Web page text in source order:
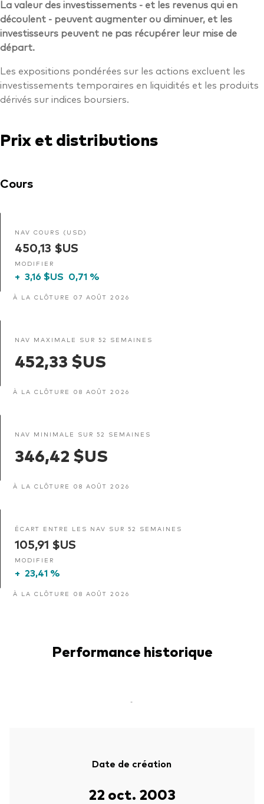
La valeur des investissements - et les revenus qui en
découlent - peuvent augmenter ou diminuer, et les
investisseurs peuvent ne pas récupérer leur mise de
départ.
Les expositions pondérées sur les actions excluent les
investissements temporaires en liquidités et les produits
dérivés sur indices boursiers.
Prix et distributions
Cours
NAV COURS (USD)
450,13 $US
MODIFIER
+ 3,16 $US 0,71 %
À LA CLÔTURE 07 AOÛT 2026
NAV MAXIMALE SUR 52 SEMAINES
452,33 $US
À LA CLÔTURE 08 AOÛT 2026
NAV MINIMALE SUR 52 SEMAINES
346,42 $US
À LA CLÔTURE 08 AOÛT 2026
ÉCART ENTRE LES NAV SUR 52 SEMAINES
105,91 $US
MODIFIER
+ 23,41 %
À LA CLÔTURE 08 AOÛT 2026
Performance historique
-
Date de création
22 oct. 2003